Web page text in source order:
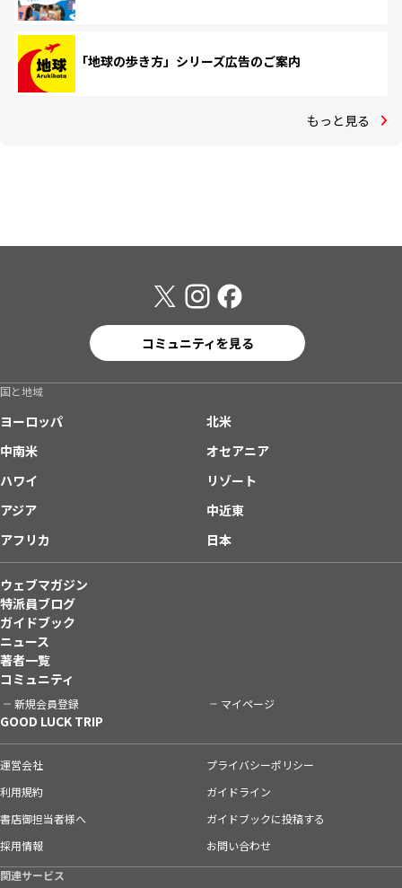
「地球の歩き方」シリーズ広告のご案内
もっと見る
コミュニティを見る
国と地域
ヨーロッパ
北米
中南米
オセアニア
ハワイ
リゾート
アジア
中近東
アフリカ
日本
ウェブマガジン
特派員ブログ
ガイドブック
ニュース
著者一覧
コミュニティ
新規会員登録 マイページ
GOOD LUCK TRIP
運営会社
プライバシーポリシー
利用規約
ガイドライン
書店御担当者様へ
ガイドブックに投稿する
採用情報
お問い合わせ
関連サービス